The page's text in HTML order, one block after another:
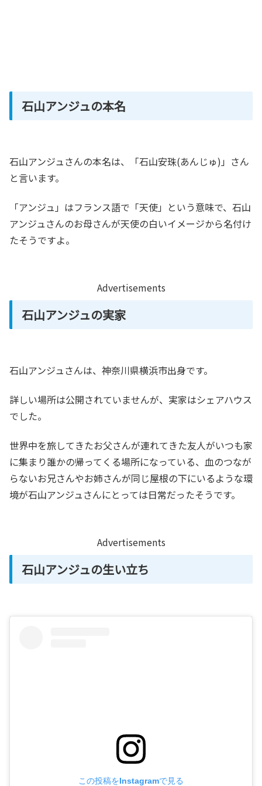
石山アンジュの本名
石山アンジュさんの本名は、「石山安珠(あんじゅ)」さん
と言います。
「アンジュ」はフランス語で「天使」という意味で、石山
アンジュさんのお母さんが天使の白いイメージから名付け
たそうですよ。
Advertisements
石山アンジュの実家
石山アンジュさんは、神奈川県横浜市出身です。
詳しい場所は公開されていませんが、実家はシェアハウス
でした。
世界中を旅してきたお父さんが連れてきた友人がいつも家
に集まり誰かの帰ってくる場所になっている、血のつなが
らないお兄さんやお姉さんが同じ屋根の下にいるような環
境が石山アンジュさんにとっては日常だったそうです。
Advertisements
石山アンジュの生い立ち
この投稿をInstagramで見る